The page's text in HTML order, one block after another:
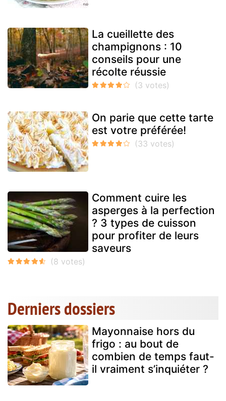
La cueillette des
champignons : 10
conseils pour une
récolte réussie
On parie que cette tarte
est votre préférée!
Comment cuire les
asperges à la perfection
? 3 types de cuisson
pour profiter de leurs
saveurs
Derniers dossiers
Mayonnaise hors du
frigo : au bout de
combien de temps faut-
il vraiment s’inquiéter ?